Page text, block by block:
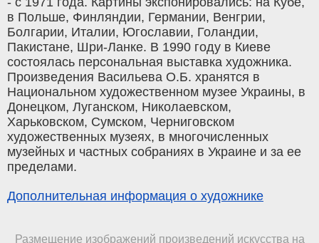
в Польше, Финляндии, Германии, Венгрии,
Болгарии, Италии, Югославии, Голандии,
Пакистане, Шри-Ланке. В 1990 году в Киеве
состоялась персональная выставка художника.
Произведения Васильева О.Б. хранятся в
Национальном художественном музее Украины, в
Донецком, Луганском, Николаевском,
Харьковском, Сумском, Черниговском
художественных музеях, в многочисленных
музейных и частных собраниях в Украине и за ее
пределами.
Дополнительная информация о художнике
Размещение изображений произведений искусства на